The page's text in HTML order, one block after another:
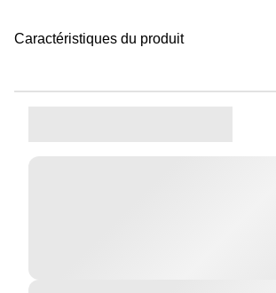
Caractéristiques du produit